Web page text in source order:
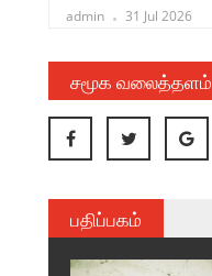
admin 31 Jul 2026
சமூக வலைத்தளம்
பதிப்பகம்